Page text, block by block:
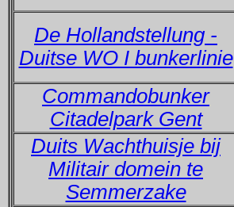
De Hollandstellung -
Duitse WO I bunkerlinie
Commandobunker
Citadelpark Gent
Duits Wachthuisje bij
Militair domein te
Semmerzake